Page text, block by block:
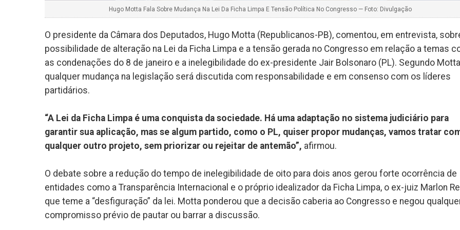
Hugo Motta Fala Sobre Mudança Na Lei Da Ficha Limpa E Tensão Política No Congresso — Foto: Divulgação
O presidente da Câmara dos Deputados, Hugo Motta (Republicanos-PB), comentou, em entrevista,
possibilidade de alteração na Lei da Ficha Limpa e a tensão gerada no Congresso em relação a temas
as condenações do 8 de janeiro e a inelegibilidade do ex-presidente Jair Bolsonaro (PL). Segundo
qualquer mudança na legislação será discutida com responsabilidade e em consenso com os líderes
partidários.
“A Lei da Ficha Limpa é uma conquista da sociedade. Há uma adaptação no sistema judiciário para
garantir sua aplicação, mas se algum partido, como o PL, quiser propor mudanças, vamos tratar
qualquer outro projeto, sem priorizar ou rejeitar de antemão”, afirmou.
O debate sobre a redução do tempo de inelegibilidade de oito para dois anos gerou forte ocorrência de
entidades como a Transparência Internacional e o próprio idealizador da Ficha Limpa, o ex-juiz Marlon
que teme a “desfiguração” da lei. Motta ponderou que a decisão caberia ao Congresso e negou
compromisso prévio de pautar ou barrar a discussão.